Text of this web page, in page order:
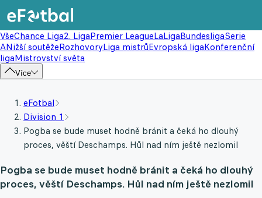
VšeChance Liga2. LigaPremier LeagueLaLigaBundesligaSerie
ANižší soutěžeRozhovoryLiga mistrůEvropská ligaKonferenční
ligaMistrovství světa
Více
eFotbal
Division 1
Pogba se bude muset hodně bránit a čeká ho dlouhý
proces, věští Deschamps. Hůl nad ním ještě nezlomil
Pogba se bude muset hodně bránit a čeká ho dlouhý
proces, věští Deschamps. Hůl nad ním ještě nezlomil